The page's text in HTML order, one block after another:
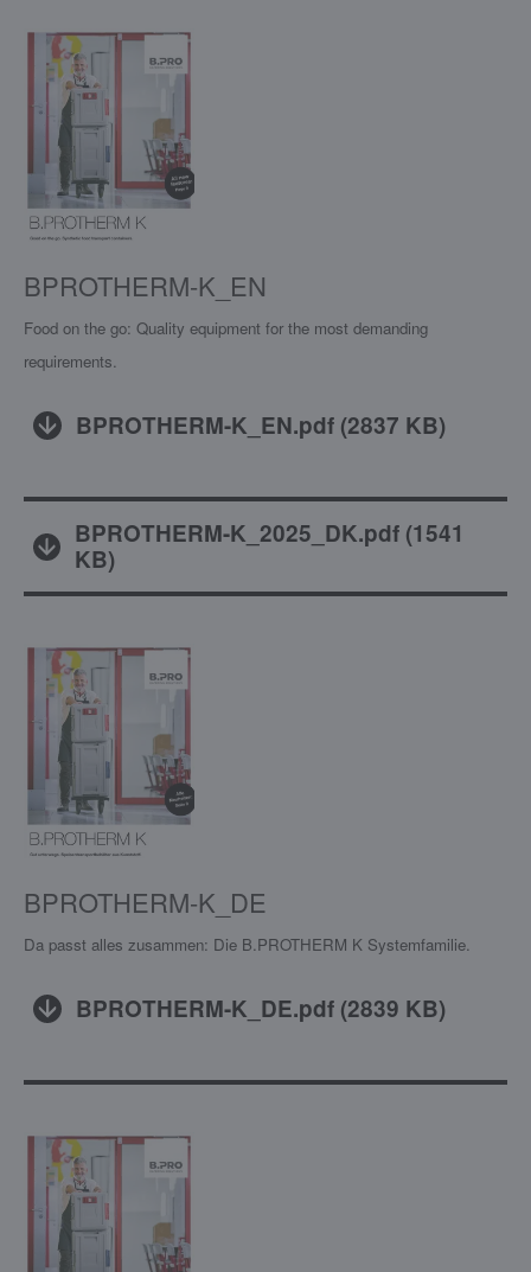
BPROTHERM-K_EN
Food on the go: Quality equipment for the most demanding
requirements.
BPROTHERM-K_EN.pdf (2837 KB)
BPROTHERM-K_2025_DK.pdf(1541
KB)
BPROTHERM-K_DE
Da passt alles zusammen: Die B.PROTHERM K Systemfamilie.
BPROTHERM-K_DE.pdf (2839 KB)